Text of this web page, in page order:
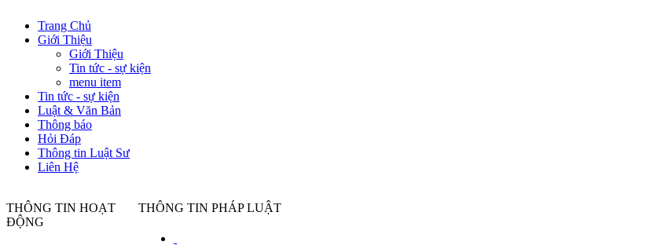
Trang Chủ
Giới Thiệu
Giới Thiệu
Tin tức - sự kiện
menu item
Tin tức - sự kiện
Luật & Văn Bản
Thông báo
Hỏi Đáp
Thông tin Luật Sư
Liên Hệ
THÔNG TIN HOẠT
ĐỘNG
THÔNG TIN PHÁP LUẬT